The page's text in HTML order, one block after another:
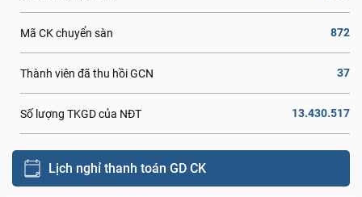
Mã CK chuyển sàn 872
Thành viên đã thu hồi GCN 37
Số lượng TKGD của NĐT 13.430.517
Lịch nghỉ thanh toán GD CK